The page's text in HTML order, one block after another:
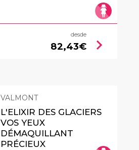
desde
82,43€ chevron_right
VALMONT
L'ELIXIR DES GLACIERS
VOS YEUX
DÉMAQUILLANT
PRÉCIEUX